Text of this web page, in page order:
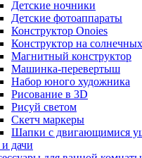
Детские ночники
Детские фотоаппараты
Конструктор Onoies
Конструктор на
Магнитный конструктор
Машинка-перевертыш
Набор юного художника
Рисование в 3D
Рисуй светом
Скетч маркеры
Шапки с двигающимися
дачи